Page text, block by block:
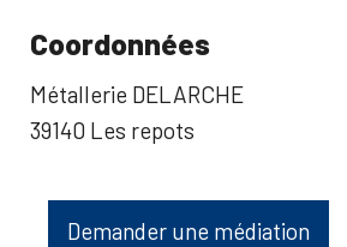
Coordonnées
Métallerie DELARCHE
39140 Les repots
Demander une médiation